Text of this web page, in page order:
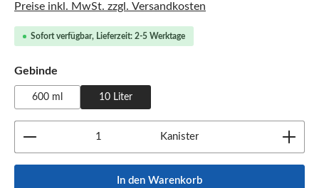
Preise inkl. MwSt. zzgl. Versandkosten
Sofort verfügbar, Lieferzeit: 2-5 Werktage
Gebinde
600 ml 10 Liter
Produkt Anzahl: Gib den gewünschten Wert ein
Kanister
In den Warenkorb